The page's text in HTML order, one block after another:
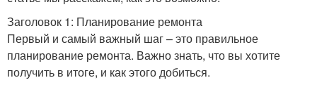
Заголовок 1: Планирование ремонта
Первый и самый важный шаг – это правильное
планирование ремонта. Важно знать, что вы хотите
получить в итоге, и как этого добиться.